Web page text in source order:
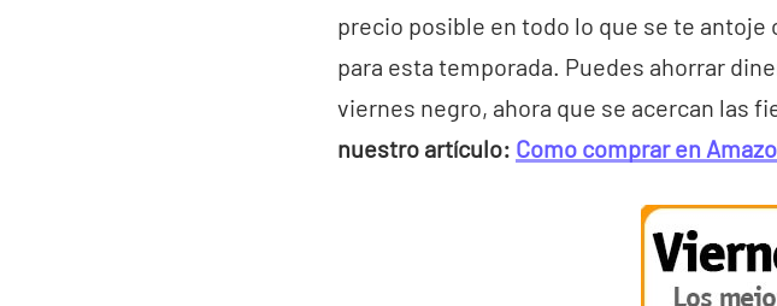
precio posible en todo lo que se te
para esta temporada. Puedes ahorrar
viernes negro, ahora que se acercan las
nuestro artículo: Como comprar en